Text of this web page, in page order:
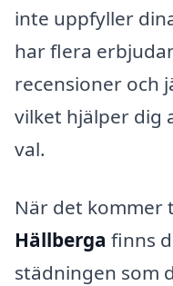
inte uppfyller
har flera
recensioner och
vilket hjälper dig
val.
När det kommer
Hällberga finns
städningen som